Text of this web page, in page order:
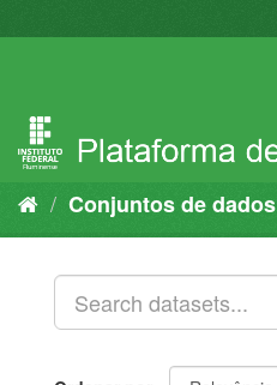
para
Conjuntos de dados